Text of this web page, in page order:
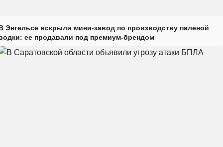
Энгельсе вскрыли мини-завод по производству паленой
ее продавали под премиум-брендом